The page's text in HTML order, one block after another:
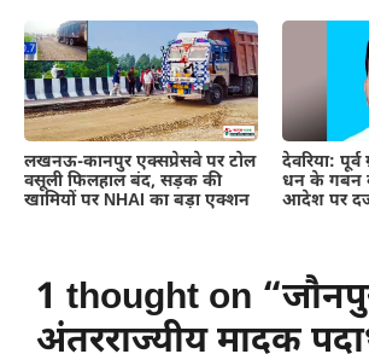
लखनऊ-कानपुर एक्सप्रेसवे पर टोल
वसूली फिलहाल बंद, सड़क की
खामियों पर NHAI का बड़ा एक्शन
देवरिया: पूर्व
धन के गबन
आदेश पर
1 thought on
अंतरराज्यीय मादक